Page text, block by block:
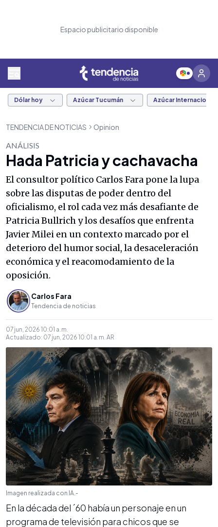
Espacio publicitario disponible
Dólar hoy Azúcar Tucumán Azúcar Internacional
TENDENCIA DE NOTICIAS Opinion
ANÁLISIS
Hada Patricia y cachavacha
El consultor político Carlos Fara pone la lupa
sobre las disputas de poder dentro del
oficialismo, el rol cada vez más desafiante de
Patricia Bullrich y los desafíos que enfrenta
Javier Milei en un contexto marcado por el
deterioro del humor social, la desaceleración
económica y el reacomodamiento de la
oposición.
Carlos Fara
Tendencia de noticias
07 jun, 2026 10:01 a. m.
Actualizado: 07 jun, 2026 10:01 a. m. AR
Imagen realizada con IA.-
En la década del ´60 había un personaje en un
programa de televisión para chicos que se